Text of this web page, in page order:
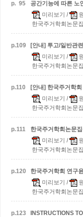
p. 95 공간기능에 따른 노
미리보기 /
한국주거학회논문
p.109
[안내] 투고/일반관
미리보기 /
한국주거학회논문
p.110
[안내] 한국주거학
미리보기 /
한국주거학회논문
p.111
한국주거학회논문
미리보기 /
한국주거학회논문
p.120
한국주거학회 연구
미리보기 /
한국주거학회논문
p.123
INSTRUCTIONS